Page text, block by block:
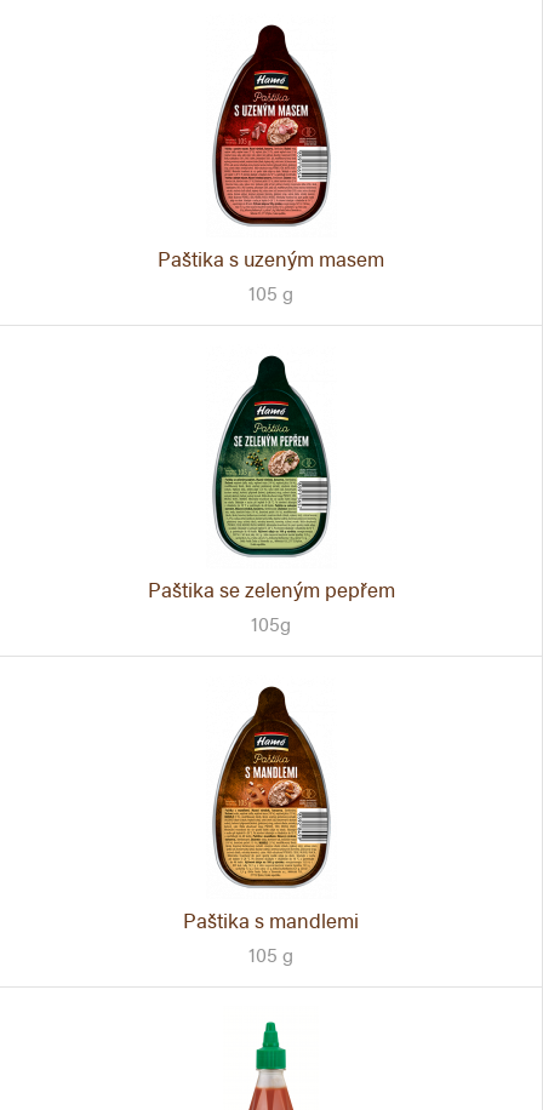
Paštika s uzeným masem
105 g
Paštika se zeleným pepřem
105g
Paštika s mandlemi
105 g